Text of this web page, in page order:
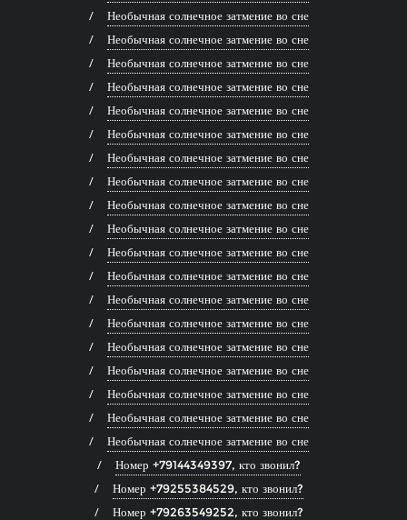
Необычная солнечное затмение во сне
Необычная солнечное затмение во сне
Необычная солнечное затмение во сне
Необычная солнечное затмение во сне
Необычная солнечное затмение во сне
Необычная солнечное затмение во сне
Необычная солнечное затмение во сне
Необычная солнечное затмение во сне
Необычная солнечное затмение во сне
Необычная солнечное затмение во сне
Необычная солнечное затмение во сне
Необычная солнечное затмение во сне
Необычная солнечное затмение во сне
Необычная солнечное затмение во сне
Необычная солнечное затмение во сне
Необычная солнечное затмение во сне
Необычная солнечное затмение во сне
Необычная солнечное затмение во сне
Необычная солнечное затмение во сне
Номер +79144349397, кто звонил?
Номер +79255384529, кто звонил?
Номер +79263549252, кто звонил?